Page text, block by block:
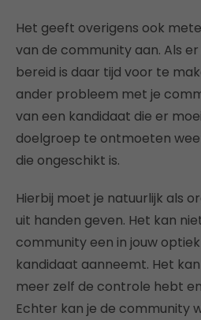
Het geeft overigens ook
van de community aan. Als
bereid is daar tijd voor te
ander probleem met je
van een kandidaat die er
doelgroep te ontmoeten
die ongeschikt is.
Hierbij moet je natuurlijk als
uit handen geven. Het kan
community een in jouw
kandidaat aanneemt. Het
meer zelf de controle hebt
Echter kan je de community